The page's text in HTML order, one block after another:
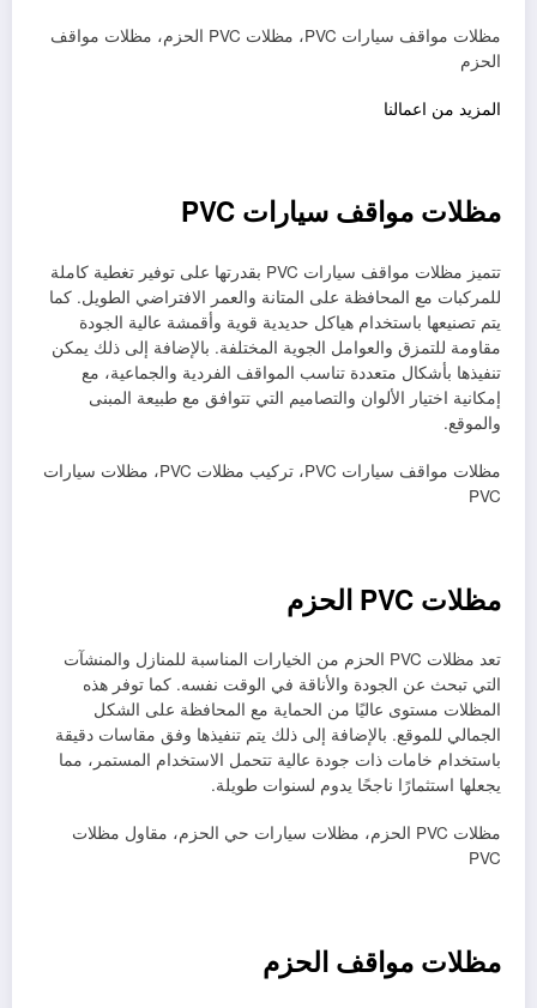
مظلات مواقف سيارات PVC، مظلات PVC الحزم، مظلات مواقف
الحزم
المزيد من اعمالنا
مظلات مواقف سيارات PVC
تتميز مظلات مواقف سيارات PVC بقدرتها على توفير تغطية كاملة
للمركبات مع المحافظة على المتانة والعمر الافتراضي الطويل. كما
يتم تصنيعها باستخدام هياكل حديدية قوية وأقمشة عالية الجودة
مقاومة للتمزق والعوامل الجوية المختلفة. بالإضافة إلى ذلك يمكن
تنفيذها بأشكال متعددة تناسب المواقف الفردية والجماعية، مع
إمكانية اختيار الألوان والتصاميم التي تتوافق مع طبيعة المبنى
والموقع.
مظلات مواقف سيارات PVC، تركيب مظلات PVC، مظلات سيارات
PVC
مظلات PVC الحزم
تعد مظلات PVC الحزم من الخيارات المناسبة للمنازل والمنشآت
التي تبحث عن الجودة والأناقة في الوقت نفسه. كما توفر هذه
المظلات مستوى عاليًا من الحماية مع المحافظة على الشكل
الجمالي للموقع. بالإضافة إلى ذلك يتم تنفيذها وفق مقاسات دقيقة
باستخدام خامات ذات جودة عالية تتحمل الاستخدام المستمر، مما
يجعلها استثمارًا ناجحًا يدوم لسنوات طويلة.
مظلات PVC الحزم، مظلات سيارات حي الحزم، مقاول مظلات
PVC
مظلات مواقف الحزم